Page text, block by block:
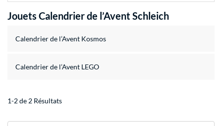
Jouets Calendrier de l’Avent Schleich
Calendrier de l’Avent Kosmos
Calendrier de l’Avent LEGO
1-2 de 2 Résultats